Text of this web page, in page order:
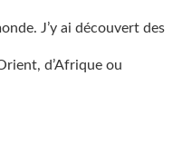
J’y ai découvert des
d’Afrique ou